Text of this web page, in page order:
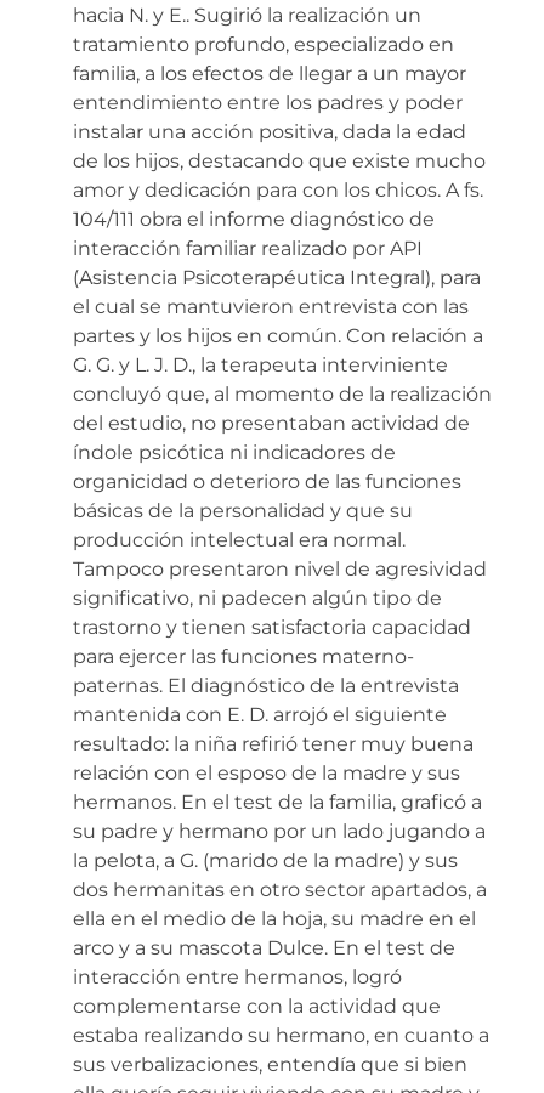
hacia N. y E.. Sugirió la realización un
tratamiento profundo, especializado en
familia, a los efectos de llegar a un mayor
entendimiento entre los padres y poder
instalar una acción positiva, dada la edad
de los hijos, destacando que existe mucho
amor y dedicación para con los chicos. A fs.
104/111 obra el informe diagnóstico de
interacción familiar realizado por API
(Asistencia Psicoterapéutica Integral), para
el cual se mantuvieron entrevista con las
partes y los hijos en común. Con relación a
G. G. y L. J. D., la terapeuta interviniente
concluyó que, al momento de la realización
del estudio, no presentaban actividad de
índole psicótica ni indicadores de
organicidad o deterioro de las funciones
básicas de la personalidad y que su
producción intelectual era normal.
Tampoco presentaron nivel de agresividad
significativo, ni padecen algún tipo de
trastorno y tienen satisfactoria capacidad
para ejercer las funciones materno-
paternas. El diagnóstico de la entrevista
mantenida con E. D. arrojó el siguiente
resultado: la niña refirió tener muy buena
relación con el esposo de la madre y sus
hermanos. En el test de la familia, graficó a
su padre y hermano por un lado jugando a
la pelota, a G. (marido de la madre) y sus
dos hermanitas en otro sector apartados, a
ella en el medio de la hoja, su madre en el
arco y a su mascota Dulce. En el test de
interacción entre hermanos, logró
complementarse con la actividad que
estaba realizando su hermano, en cuanto a
sus verbalizaciones, entendía que si bien